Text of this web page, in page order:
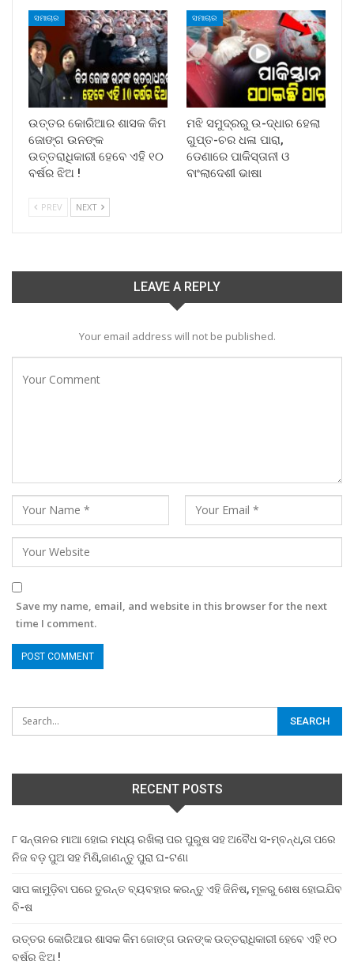
ସମାଚାର
ଉତ୍ତର କୋରିଆର ଶାସକ କିମ
ଜୋଙ୍ଗ ଉନଙ୍କ
ଉତ୍ତରାଧିକାରୀ ହେବେ ଏହି ୧୦
ବର୍ଷର ଝିଅ !
ସମାଚାର
ମଝି ସମୁଦ୍ରରୁ ଉ-ଦ୍ଧାର ହେଲା
ଗୁପ୍ତ-ଚର ଧଳା ପାରା,
ଡେଣାରେ ପାକିସ୍ତାନୀ ଓ
ବାଂଲାଦେଶୀ ଭାଷା
PREV NEXT
LEAVE A REPLY
Your email address will not be published.
Save my name, email, and website in this browser for the next
time I comment.
RECENT POSTS
୮ ସନ୍ତାନର ମାଆ ହୋଇ ମଧ୍ୟ ରଖିଲା ପର ପୁରୁଷ ସହ ଅବୈଧ ସ-ମ୍ବନ୍ଧ,ତା ପରେ
ନିଜ ବଡ଼ ପୁଅ ସହ ମିଶି,ଜାଣନ୍ତୁ ପୁରା ଘ-ଟଣା
ସାପ କାମୁଡ଼ିବା ପରେ ତୁରନ୍ତ ବ୍ୟବହାର କରନ୍ତୁ ଏହି ଜିନିଷ, ମୂଳରୁ ଶେଷ ହୋଇଯିବ
ବି-ଷ
ଉତ୍ତର କୋରିଆର ଶାସକ କିମ ଜୋଙ୍ଗ ଉନଙ୍କ ଉତ୍ତରାଧିକାରୀ ହେବେ ଏହି ୧୦
ବର୍ଷର ଝିଅ !